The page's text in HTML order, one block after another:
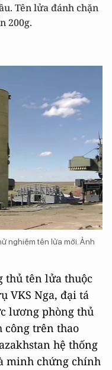
Tên lửa đánh chặn
200g.
nghiệm tên lửa mới. Ảnh
thủ tên lửa thuộc
VKS Nga, đại tá
lương phòng thủ
trên thao
hệ thống
minh chứng chính